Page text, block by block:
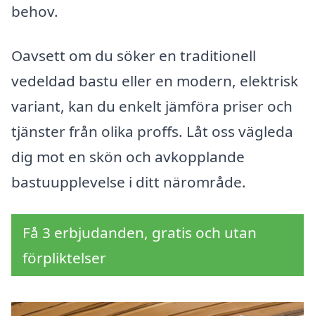
behov.
Oavsett om du söker en traditionell
vedeldad bastu eller en modern, elektrisk
variant, kan du enkelt jämföra priser och
tjänster från olika proffs. Låt oss vägleda
dig mot en skön och avkopplande
bastuupplevelse i ditt närområde.
Få 3 erbjudanden, gratis och utan
förpliktelser